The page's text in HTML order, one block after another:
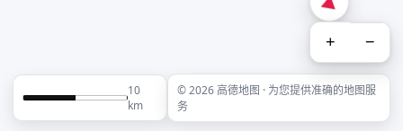
+ −
10
km
© 2026 高德地图 · 为您提供准确的地图服
务